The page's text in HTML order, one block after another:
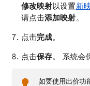
修改映射以设置新
请点击添加映射。
点击完成。
点击保存。 系统会
如要使用出价功